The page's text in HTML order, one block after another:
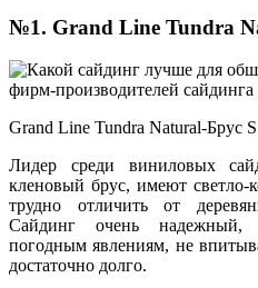
№1. Grand Line Tundra
Grand Line Tundra Natural-Брус
Лидер среди виниловых
кленовый брус, имеют
трудно отличить от
Сайдинг очень надежный,
погодным явлениям, не
достаточно долго.